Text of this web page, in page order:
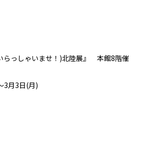
らっしゃいませ！)北陸展』 本館8階催
3月3日(月)